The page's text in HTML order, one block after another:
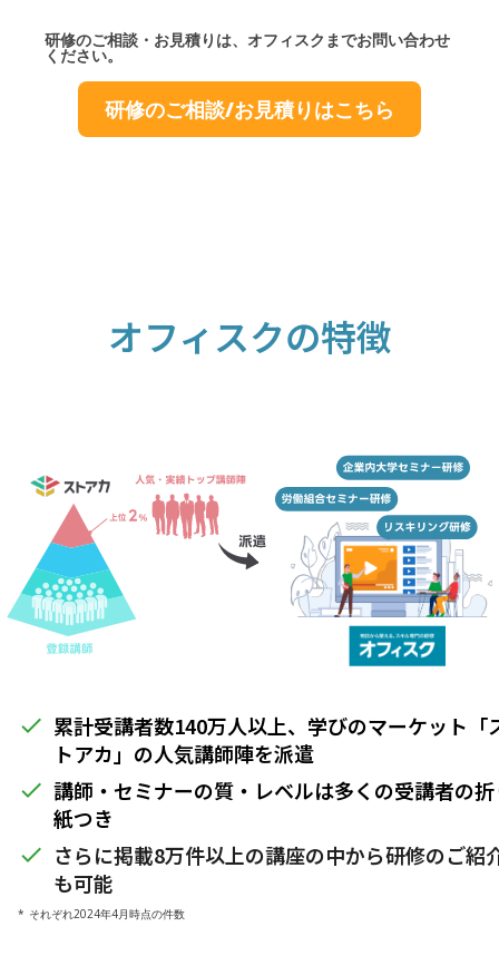
研修のご相談・お見積りは、オフィスクまでお問い合わせ
ください。
研修のご相談/お見積りはこちら
オフィスクの特徴
done 累計受講者数140万人以上、学びのマーケット「
トアカ」の人気講師陣を派遣
done 講師・セミナーの質・レベルは多くの受講者の
紙つき
done さらに掲載8万件以上の講座の中から研修のご紹
も可能
* それぞれ2024年4月時点の件数